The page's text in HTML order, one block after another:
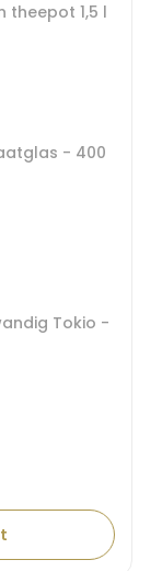
theepot 1,5 l
- 400
Tokio -